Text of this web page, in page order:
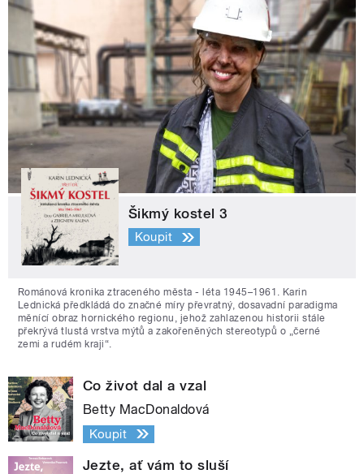
Šikmý kostel 3
Koupit
Románová kronika ztraceného města - léta 1945–1961. Karin
Lednická předkládá do značné míry převratný, dosavadní paradigma
měnící obraz hornického regionu, jehož zahlazenou historii stále
překrývá tlustá vrstva mýtů a zakořeněných stereotypů o „černé
zemi a rudém kraji“.
Co život dal a vzal
Betty MacDonaldová
Koupit
Jezte, ať vám to sluší